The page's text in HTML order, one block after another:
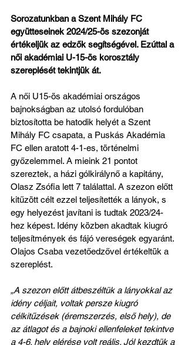
Sorozatunkban a Szent Mihály FC
együtteseinek 2024/25-ös szezonját
értékeljük az edzők segítségével. Ezúttal a
női akadémiai U-15-ös korosztály
szereplését tekintjük át.
A női U15-ös akadémiai országos
bajnokságban az utolsó fordulóban
biztosította be hatodik helyét a Szent
Mihály FC csapata, a Puskás Akadémia
FC ellen aratott 4-1-es, történelmi
győzelemmel. A mieink 21 pontot
szereztek, a házi gólkirálynő a kapitány,
Olasz Zsófia lett 7 találattal. A szezon előtt
kitűzött célt ezzel teljesítették a lányok, s
egy helyezést javítani is tudtak 2023/24-
hez képest. Idény közben akadtak kiugró
teljesítmények és fájó vereségek egyaránt.
Olajos Csaba vezetőedzővel értékeltük a
szereplést.
„A szezon előtt átbeszéltük a lányokkal az
idény céljait, voltak persze kiugró
célkitűzések (éremszerzés, első hely), de
az átlagot és a bajnoki ellenfeleket tekintve
a 4-6. hely elérése volt reális. Jól kezdtük a